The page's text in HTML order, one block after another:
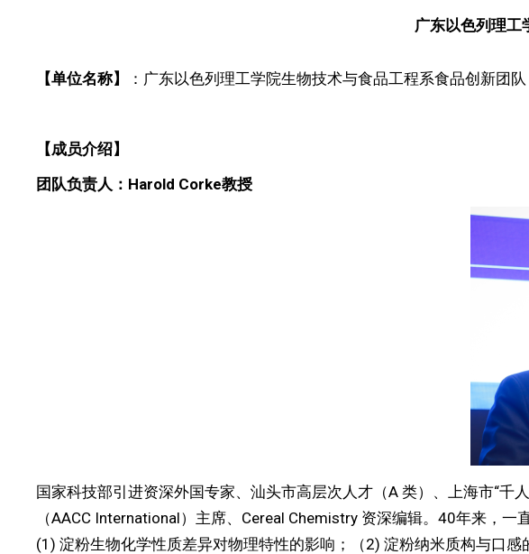
广东以色列理工
【单位名称】 ：广东以色列理工学院生物技术与食品工程系食品创新团队
【成员介绍】
团队负责人： Harold Corke教授
国家科技部引进资深外国专家、汕头市高层次人才（A 类）、上海市“
（AACC International）主席、Cereal Chemistry 资深编辑。40年来，
(1) 淀粉生物化学性质差异对物理特性的影响；（2) 淀粉纳米质构与口